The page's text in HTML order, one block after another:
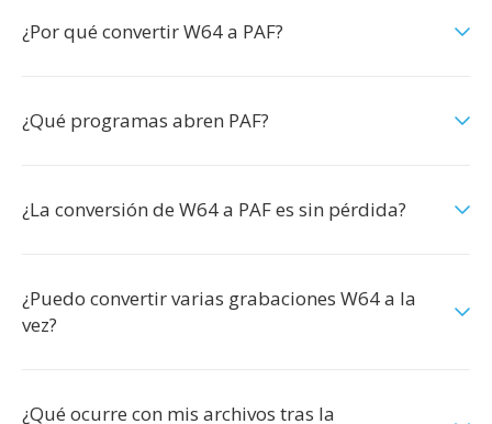
¿Por qué convertir W64 a PAF?
¿Qué programas abren PAF?
¿La conversión de W64 a PAF es sin pérdida?
¿Puedo convertir varias grabaciones W64 a la
vez?
¿Qué ocurre con mis archivos tras la